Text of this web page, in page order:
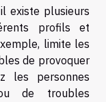
existe plusieurs
profils et
limite les
de provoquer
les personnes
de troubles